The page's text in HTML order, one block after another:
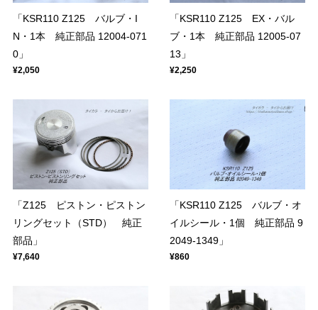
「KSR110 Z125 バルブ・I
N・1本 純正部品 12004-071
0」
¥2,050
「KSR110 Z125 EX・バル
ブ・1本 純正部品 12005-07
13」
¥2,250
「Z125 ピストン・ピストン
リングセット（STD） 純正
部品」
¥7,640
「KSR110 Z125 バルブ・オ
イルシール・1個 純正部品 9
2049-1349」
¥860